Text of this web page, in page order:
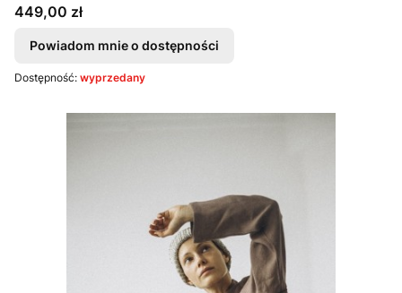
Cena
449,00 zł
Powiadom mnie o dostępności
Dostępność: wyprzedany